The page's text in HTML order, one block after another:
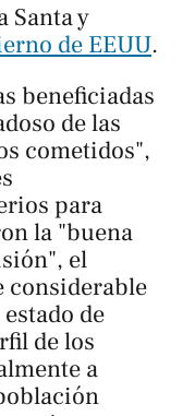
Santa y
de EEUU.
beneficiadas
de las
cometidos",
para
la "buena
el
considerable
de
de los
a